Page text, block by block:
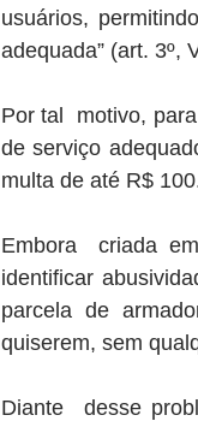
usuários,
adequada” (art. 3º,
Por tal  motivo,
de serviço
multa de até R$
Embora  criada
identificar
parcela de
quiserem, sem
Diante  desse